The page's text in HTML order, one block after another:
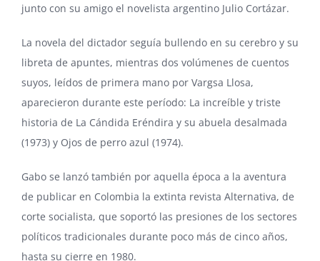
junto con su amigo el novelista argentino Julio Cortázar.
La novela del dictador seguía bullendo en su cerebro y su
libreta de apuntes, mientras dos volúmenes de cuentos
suyos, leídos de primera mano por Vargsa Llosa,
aparecieron durante este período: La increíble y triste
historia de La Cándida Eréndira y su abuela desalmada
(1973) y Ojos de perro azul (1974).
Gabo se lanzó también por aquella época a la aventura
de publicar en Colombia la extinta revista Alternativa, de
corte socialista, que soportó las presiones de los sectores
políticos tradicionales durante poco más de cinco años,
hasta su cierre en 1980.